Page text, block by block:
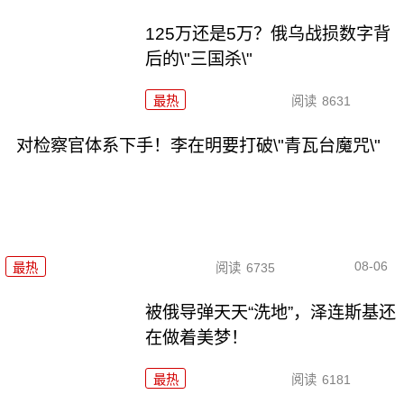
125万还是5万？俄乌战损数字背
后的\"三国杀\"
最热 阅读 8631
对检察官体系下手！李在明要打破\"青瓦台魔咒\"
最热 阅读 6735 08-06
被俄导弹天天“洗地”，泽连斯基还
在做着美梦！
最热 阅读 6181